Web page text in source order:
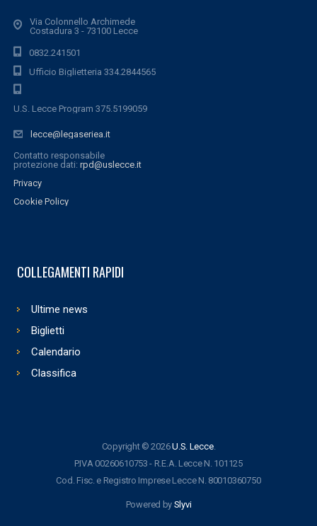
Via Colonnello Archimede
Costadura 3 - 73100 Lecce
0832.241501
Ufficio Biglietteria 334.2844565
U.S. Lecce Program 375.5199059
lecce@legaseriea.it
Contatto responsabile
protezione dati: rpd@uslecce.it
Privacy
Cookie Policy
COLLEGAMENTI RAPIDI
Ultime news
Biglietti
Calendario
Classifica
Copyright © 2026U.S. Lecce.
P.IVA 00260610753 - R.E.A. Lecce N. 101125
Cod. Fisc. e Registro Imprese Lecce N. 80010360750
Powered by Slyvi